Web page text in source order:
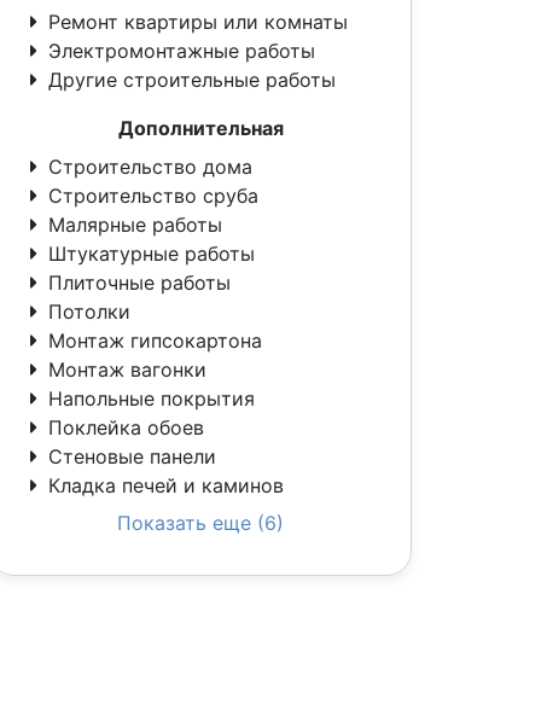
Ремонт квартиры или комнаты
Электромонтажные работы
Другие строительные работы
Дополнительная
Строительство дома
Строительство сруба
Малярные работы
Штукатурные работы
Плиточные работы
Потолки
Монтаж гипсокартона
Монтаж вагонки
Напольные покрытия
Поклейка обоев
Стеновые панели
Кладка печей и каминов
Показать еще (6)